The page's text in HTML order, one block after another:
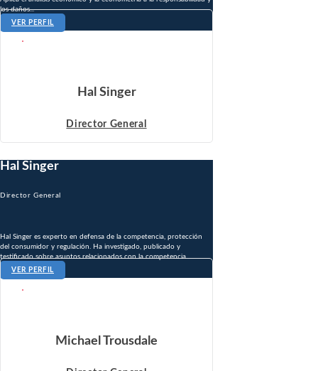
los daños...
VER PERFIL
Hal Singer
Director General
Hal Singer
Director General
Hal Singer es experto en defensa de la competencia, protección
del consumidor y regulación. Ha investigado, publicado y
testificado sobre asuntos relacionados con la competencia...
VER PERFIL
Michael Trousdale